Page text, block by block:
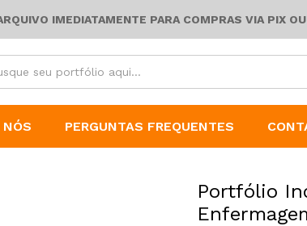
IMEDIATAMENTE PARA COMPRAS VIA PIX
NÓS PERGUNTAS FREQUENTES
Portfólio